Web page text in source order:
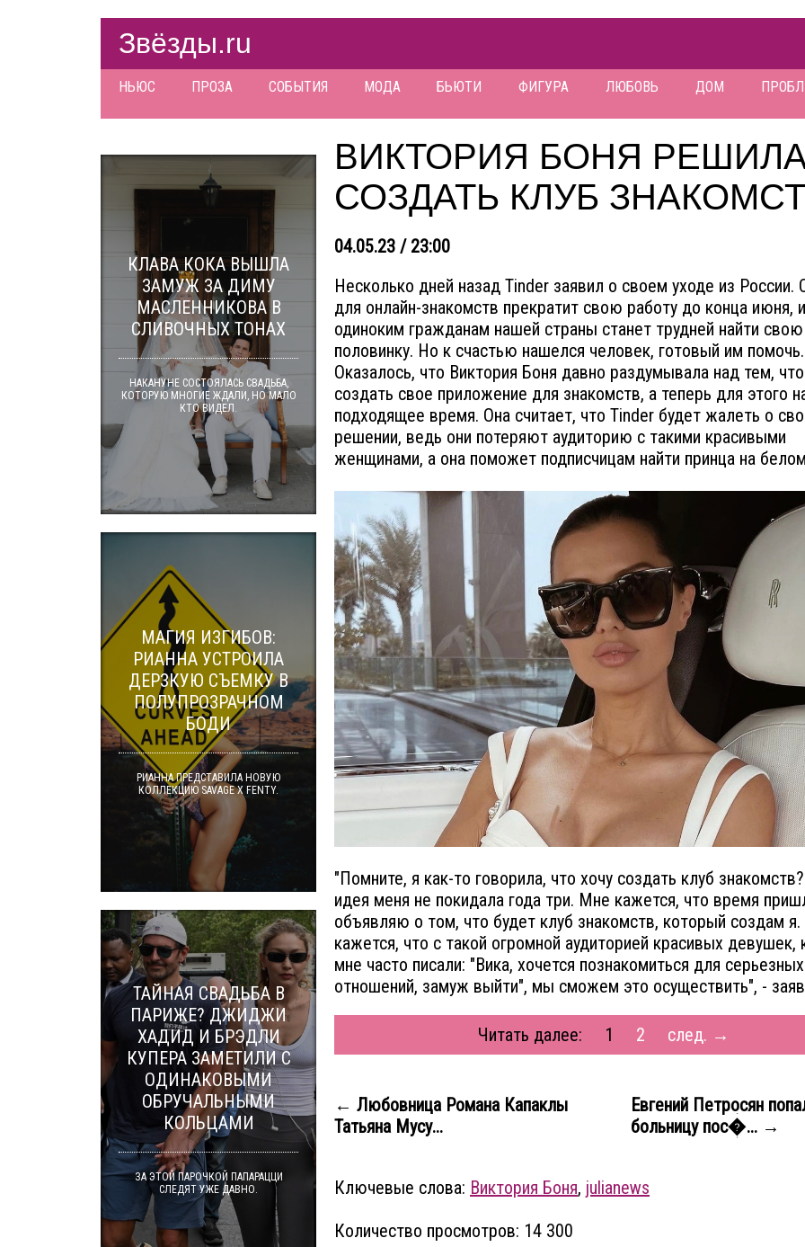
Звёзды.ru
НЬЮС ПРОЗА СОБЫТИЯ МОДА БЬЮТИ ФИГУРА ЛЮБОВЬ ДОМ
ВИКТОРИЯ БОНЯ
СОЗДАТЬ КЛУБ
04.05.23 / 23:00
Несколько дней назад Tinder заявил о своем уходе из России.
для онлайн-знакомств прекратит свою работу до конца июня, и
одиноким гражданам нашей страны станет трудней найти
половинку. Но к счастью нашелся человек, готовый им помочь.
Оказалось, что Виктория Боня давно раздумывала над тем,
создать свое приложение для знакомств, а теперь для этого
подходящее время. Она считает, что Tinder будет жалеть о
решении, ведь они потеряют аудиторию с такими красивыми
женщинами, а она поможет подписчицам найти принца на
"Помните, я как-то говорила, что хочу создать клуб
идея меня не покидала года три. Мне кажется, что время
объявляю о том, что будет клуб знакомств, который создам
кажется, что с такой огромной аудиторией красивых девушек,
мне часто писали: "Вика, хочется познакомиться для серьезных
отношений, замуж выйти", мы сможем это осуществить", -
Читать далее: 1 2 след. →
← Любовница Романа Капаклы
Татьяна Мусу...
Евгений Петросян
больницу пос�... →
Ключевые слова: Виктория Боня, julianews
Количество просмотров: 14 300
КЛАВА КОКА ВЫШЛА
ЗАМУЖ ЗА ДИМУ
МАСЛЕННИКОВА В
СЛИВОЧНЫХ ТОНАХ
НАКАНУНЕ СОСТОЯЛАСЬ СВАДЬБА,
КОТОРУЮ МНОГИЕ ЖДАЛИ, НО МАЛО
КТО ВИДЕЛ.
МАГИЯ ИЗГИБОВ:
РИАННА УСТРОИЛА
ДЕРЗКУЮ СЪЕМКУ В
ПОЛУПРОЗРАЧНОМ
БОДИ
РИАННА ПРЕДСТАВИЛА НОВУЮ
КОЛЛЕКЦИЮ SAVAGE X FENTY.
ТАЙНАЯ СВАДЬБА В
ПАРИЖЕ? ДЖИДЖИ
ХАДИД И БРЭДЛИ
КУПЕРА ЗАМЕТИЛИ С
ОДИНАКОВЫМИ
ОБРУЧАЛЬНЫМИ
КОЛЬЦАМИ
ЗА ЭТОЙ ПАРОЧКОЙ ПАПАРАЦЦИ
СЛЕДЯТ УЖЕ ДАВНО.